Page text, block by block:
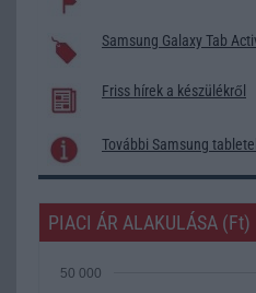
Samsung Galaxy Tab
Friss hírek a készülékről
További Samsung
PIACI ÁR ALAKULÁSA (Ft)
50 000